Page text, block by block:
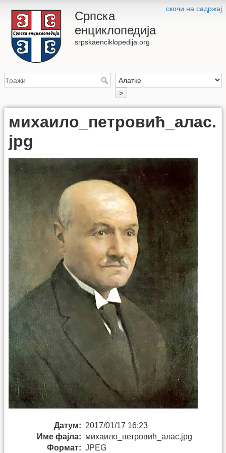
скочи на садржај
Српска
енциклопедија
srpskaenciklopedija.org
>
михаило_петровић_алас.
jpg
Датум: 2017/01/17 16:23
Име фајла: михаило_петровић_алас.jpg
Формат: JPEG